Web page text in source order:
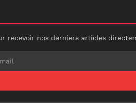
recevoir nos derniers articles